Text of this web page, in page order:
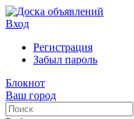
Вход
Регистрация
Забыл пароль
Блокнот
Ваш город